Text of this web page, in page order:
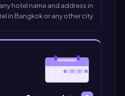
in Bangkok or any other city.